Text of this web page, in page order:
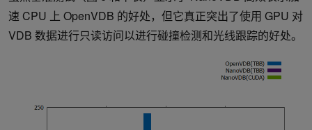
速 CPU 上 OpenVDB 的好处，但它真正突出了使用 GPU 对
VDB 数据进行只读访问以进行碰撞检测和光线跟踪的好处。